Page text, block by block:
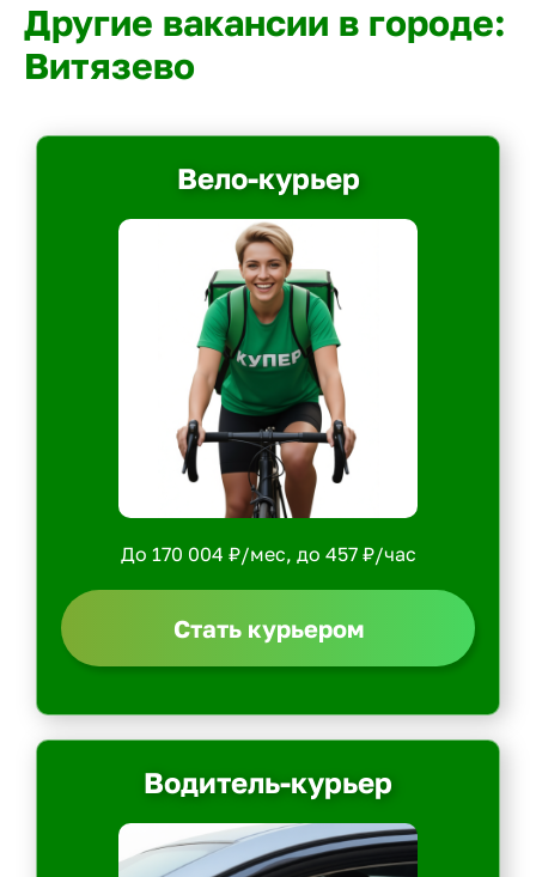
Другие вакансии в городе:
Витязево
Вело-курьер
До 170 004 ₽/мес, до 457 ₽/час
Стать курьером
Водитель-курьер